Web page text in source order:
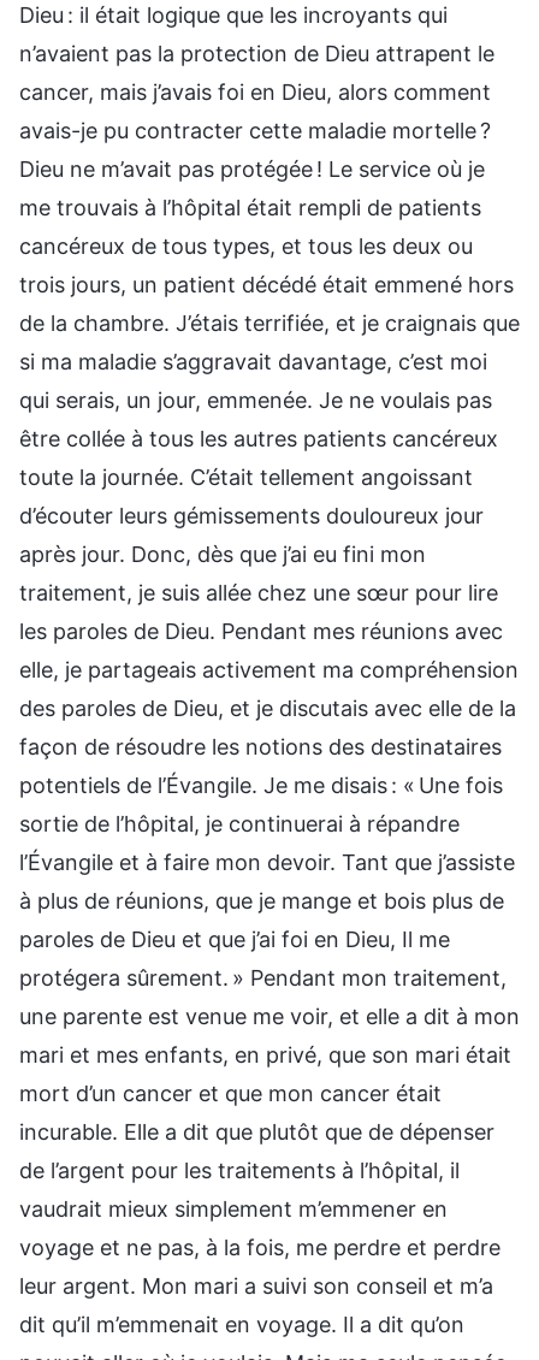
Dieu : il était logique que les incroyants qui
n’avaient pas la protection de Dieu attrapent le
cancer, mais j’avais foi en Dieu, alors comment
avais-je pu contracter cette maladie mortelle ?
Dieu ne m’avait pas protégée ! Le service où je
me trouvais à l’hôpital était rempli de patients
cancéreux de tous types, et tous les deux ou
trois jours, un patient décédé était emmené hors
de la chambre. J’étais terrifiée, et je craignais que
si ma maladie s’aggravait davantage, c’est moi
qui serais, un jour, emmenée. Je ne voulais pas
être collée à tous les autres patients cancéreux
toute la journée. C’était tellement angoissant
d’écouter leurs gémissements douloureux jour
après jour. Donc, dès que j’ai eu fini mon
traitement, je suis allée chez une sœur pour lire
les paroles de Dieu. Pendant mes réunions avec
elle, je partageais activement ma compréhension
des paroles de Dieu, et je discutais avec elle de la
façon de résoudre les notions des destinataires
potentiels de l’Évangile. Je me disais : « Une fois
sortie de l’hôpital, je continuerai à répandre
l’Évangile et à faire mon devoir. Tant que j’assiste
à plus de réunions, que je mange et bois plus de
paroles de Dieu et que j’ai foi en Dieu, Il me
protégera sûrement. » Pendant mon traitement,
une parente est venue me voir, et elle a dit à mon
mari et mes enfants, en privé, que son mari était
mort d’un cancer et que mon cancer était
incurable. Elle a dit que plutôt que de dépenser
de l’argent pour les traitements à l’hôpital, il
vaudrait mieux simplement m’emmener en
voyage et ne pas, à la fois, me perdre et perdre
leur argent. Mon mari a suivi son conseil et m’a
dit qu’il m’emmenait en voyage. Il a dit qu’on